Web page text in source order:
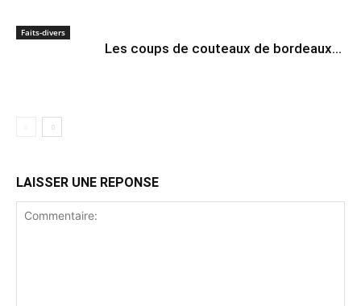
Faits-divers
Les coups de couteaux de bordeaux…
LAISSER UNE REPONSE